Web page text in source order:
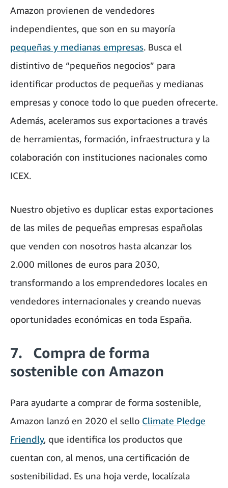
Amazon provienen de vendedores
independientes, que son en su mayoría
pequeñas y medianas empresas. Busca el
distintivo de “pequeños negocios” para
identificar productos de pequeñas y medianas
empresas y conoce todo lo que pueden ofrecerte.
Además, aceleramos sus exportaciones a través
de herramientas, formación, infraestructura y la
colaboración con instituciones nacionales como
ICEX.
Nuestro objetivo es duplicar estas exportaciones
de las miles de pequeñas empresas españolas
que venden con nosotros hasta alcanzar los
2.000 millones de euros para 2030,
transformando a los emprendedores locales en
vendedores internacionales y creando nuevas
oportunidades económicas en toda España.
7. Compra de forma
sostenible con Amazon
Para ayudarte a comprar de forma sostenible,
Amazon lanzó en 2020 el sello Climate Pledge
Friendly, que identifica los productos que
cuentan con, al menos, una certificación de
sostenibilidad. Es una hoja verde, localízala